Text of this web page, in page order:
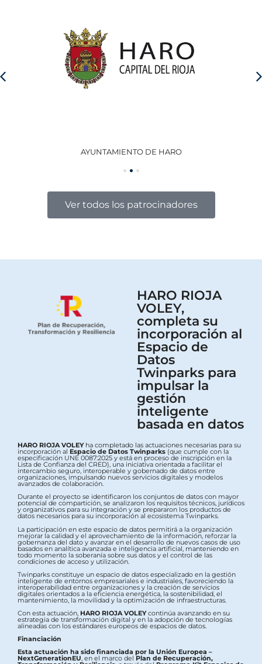
AYUNTAMIENTO DE HARO
Ver todos los patrocinadores
HARO RIOJA
VOLEY,
completa su
incorporación al
Espacio de
Datos
Twinparks para
impulsar la
gestión
inteligente
basada en datos
HARO RIOJA VOLEYha completado las actuaciones necesarias para su
incorporación al Espacio de Datos Twinparks (que cumple con la
especificación UNE 0087:2025 y está en proceso de inscripción en la
Lista de Confianza del CRED), una iniciativa orientada a facilitar el
intercambio seguro, interoperable y gobernado de datos entre
organizaciones, impulsando nuevos servicios digitales y modelos
avanzados de colaboración.
Durante el proyecto se identificaron los conjuntos de datos con mayor
potencial de compartición, se analizaron los requisitos técnicos, jurídicos
y organizativos para su integración y se prepararon los productos de
datos necesarios para su incorporación al ecosistema Twinparks.
La participación en este espacio de datos permitirá a la organización
mejorar la calidad y el aprovechamiento de la información, reforzar la
gobernanza del dato y avanzar en el desarrollo de nuevos casos de uso
basados en analítica avanzada e inteligencia artificial, manteniendo en
todo momento la soberanía sobre sus datos y el control de las
condiciones de acceso y utilización.
Twinparks constituye un espacio de datos especializado en la gestión
inteligente de entornos empresariales e industriales, favoreciendo la
interoperabilidad entre organizaciones y la creación de servicios
digitales orientados a la eficiencia energética, la sostenibilidad, el
mantenimiento, la movilidad y la optimización de infraestructuras.
Con esta actuación, HARO RIOJA VOLEYcontinúa avanzando en su
estrategia de transformación digital y en la adopción de tecnologías
alineadas con los estándares europeos de espacios de datos.
Financiación
Esta actuación ha sido financiada por la Unión Europea –
NextGenerationEU, en el marco del Plan de Recuperación,